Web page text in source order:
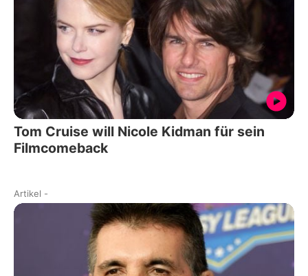
Tom Cruise will Nicole Kidman für sein
Filmcomeback
Artikel -